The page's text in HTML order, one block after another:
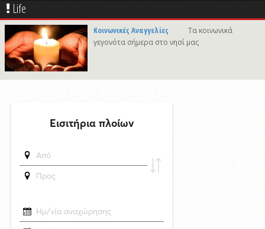
δημοσιεύθηκε 22 ώρες πριν
Η εορτή της Μεταμορφώσεως του Σωτήρος στην Ερμούπολη
δημοσιεύθηκε 6 ώρες πριν
Oλοκληρώθηκε η αποκατάσταση των κρηπιδωμάτων που είχαν
υποστεί φθορές στο λιμάνι του Τούρλου
δημοσιεύθηκε 6 ώρες πριν
Life
Κοινωνικές Αναγγελίες
Τα κοινωνικά
γεγονότα σήμερα στο νησί μας